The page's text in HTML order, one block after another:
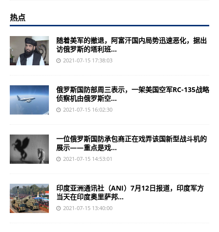
热点
随着美军的撤退，阿富汗国内局势迅速恶化，据出
访俄罗斯的塔利班...
2021-07-15 17:38:03
俄罗斯国防部周三表示，一架美国空军RC-135战略
侦察机由俄罗斯空...
2021-07-15 16:02:30
一位俄罗斯国防承包商正在戏弄该国新型战斗机的
展示——重点是戏...
2021-07-15 14:53:01
印度亚洲通讯社（ANI）7月12日报道，印度军方
当天在印度奥里萨邦...
2021-07-15 13:40:00